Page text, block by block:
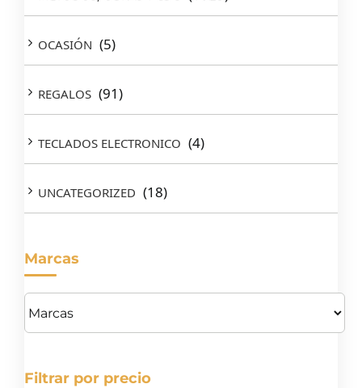
OCASIÓN (5)
REGALOS (91)
TECLADOS ELECTRONICO (4)
UNCATEGORIZED (18)
Marcas
Filtrar por precio